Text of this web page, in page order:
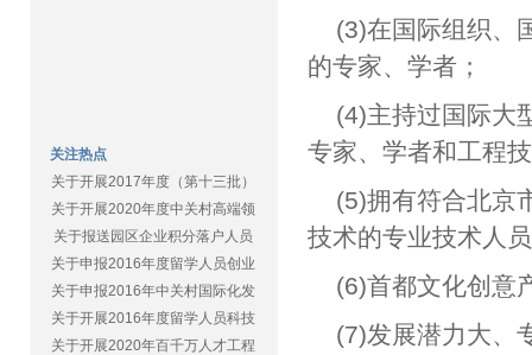
关注热点
关于开展2017年度（第十三批）
关于开展2020年度中关村高端领
关于报送园区企业积分落户人员
关于申报2016年度留学人员创业
关于申报2016年中关村国际化发
关于开展2016年度留学人员科技
关于开展2020年百千万人才工程
(3)在国际组织、
的专家、学者；
(4)主持过国际大
专家、学者和工程
(5)拥有符合北京
技术的专业技术人
(6)首都文化创意
(7)发展潜力大、